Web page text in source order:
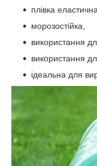
плівка
морозостійка,
використання
використання
ідеальна для